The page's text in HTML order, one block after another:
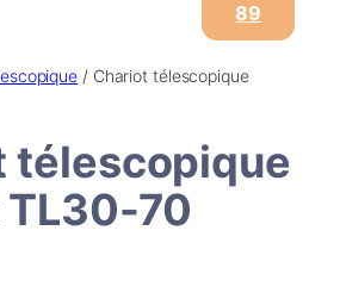
89
/ Chariot télescopique
télescopique
TL30-70